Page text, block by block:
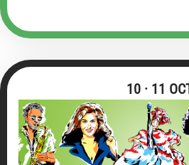
10 · 11